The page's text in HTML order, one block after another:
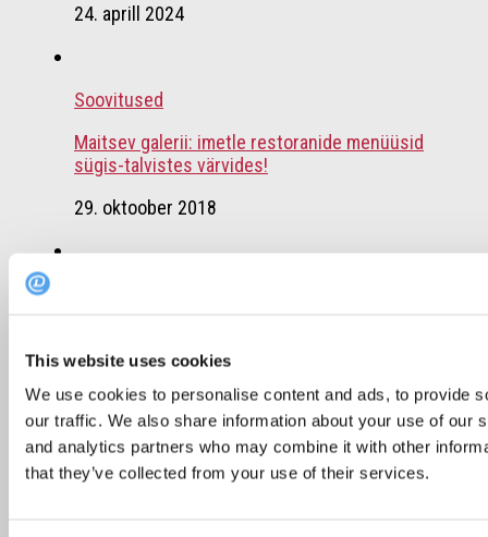
This website uses cookies
We use cookies to personalise content and ads, to provide
our traffic. We also share information about your use of our
and analytics partners who may combine it with other
that they’ve collected from your use of their services.
24. aprill 2024
Soovitused
Maitsev galerii: imetle restoranide menüüsid
sügis-talvistes värvides!
29. oktoober 2018
Soovitused